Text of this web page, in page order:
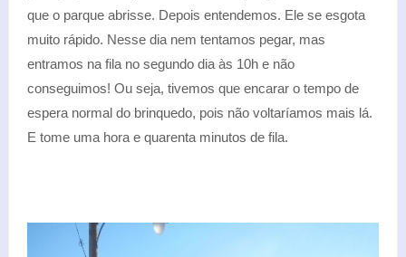
que o parque abrisse. Depois entendemos. Ele se esgota
muito rápido. Nesse dia nem tentamos pegar, mas
entramos na fila no segundo dia às 10h e não
conseguimos! Ou seja, tivemos que encarar o tempo de
espera normal do brinquedo, pois não voltaríamos mais lá.
E tome uma hora e quarenta minutos de fila.